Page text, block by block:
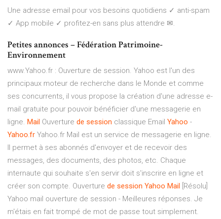
Une adresse email pour vos besoins quotidiens ✓ anti-spam
✓ App mobile ✓ profitez-en sans plus attendre ✉.
Petites annonces – Fédération Patrimoine-
Environnement
www.Yahoo.fr : Ouverture de session. Yahoo est l'un des
principaux moteur de recherche dans le Monde et comme
ses concurrents, il vous propose la création d'une adresse e-
mail gratuite pour pouvoir bénéficier d'une messagerie en
ligne. Mail Ouverture de session classique Email Yahoo -
Yahoo.fr Yahoo.fr Mail est un service de messagerie en ligne.
Il permet à ses abonnés d'envoyer et de recevoir des
messages, des documents, des photos, etc. Chaque
internaute qui souhaite s'en servir doit s'inscrire en ligne et
créer son compte. Ouverture de session Yahoo Mail
[Résolu]
Yahoo mail ouverture de session - Meilleures réponses. Je
m'étais en fait trompé de mot de passe tout simplement.